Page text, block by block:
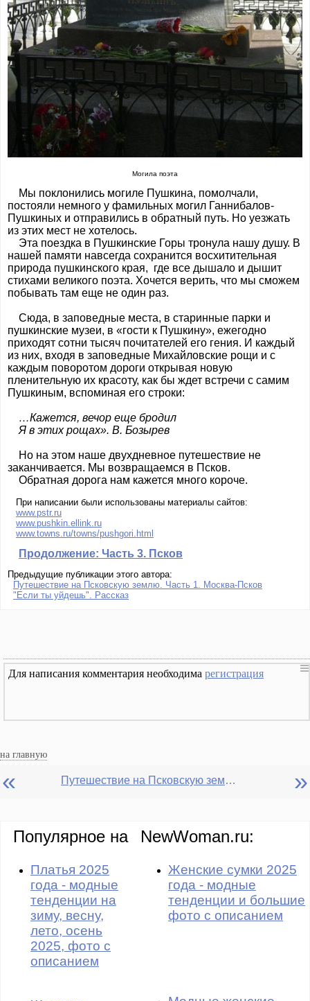
Могила поэта
Мы поклонились могиле Пушкина, помолчали,
постояли немного у фамильных могил Ганнибалов-
Пушкиных и отправились в обратный путь. Но уезжать
из этих мест не хотелось.
Эта поездка в Пушкинские Горы тронула нашу душу. В
нашей памяти навсегда сохранится восхитительная
природа пушкинского края, где все дышало и дышит
стихами великого поэта. Хочется верить, что мы сможем
побывать там еще не один раз.
Сюда, в заповедные места, в старинные парки и
пушкинские музеи, в «гости к Пушкину», ежегодно
приходят сотни тысяч почитателей его гения. И каждый
из них, входя в заповедные Михайловские рощи и с
каждым поворотом дороги открывая новую
пленительную их красоту, как бы ждет встречи с самим
Пушкиным, вспоминая его строки:
…Кажется, вечор еще бродил
Я в этих рощах». В. Бозырев
Но на этом наше двухдневное путешествие не
заканчивается. Мы возвращаемся в Псков.
Обратная дорога нам кажется много короче.
При написании были использованы материалы сайтов:
www.pstr.ru
www.pushkin.ellink.ru
www.towns.ru/towns/pushgori.html
Продолжение: Часть 3. Псков
Предыдущие публикации этого автора:
Путешествие на Псковскую землю. Часть 1. Москва-Псков
"Если ты уйдешь". Рассказ
Для написания комментария необходима регистрация
на главную
« Путешествие на Псковскую землю. Часть 2. Пушкинские горы »
Популярное на NewWoman.ru:
Платья 2025
года - модные
тенденции на
зиму, весну,
лето, осень
2025, фото с
описанием
Женские сумки 2025
года - модные
тенденции и большие
фото с описанием